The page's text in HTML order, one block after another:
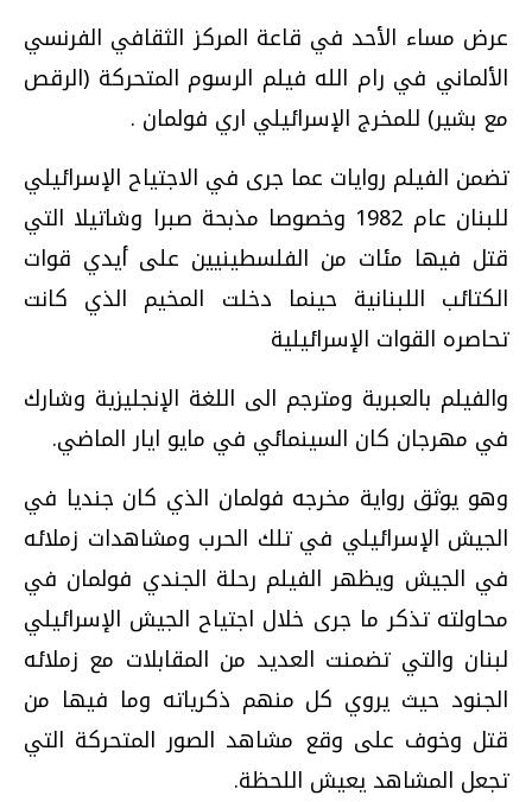
عرض مساء الأحد في قاعة المركز الثقافي الفرنسي
الألماني في رام الله فيلم الرسوم المتحركة (الرقص
مع بشير) للمخرج الإسرائيلي اري فولمان .
تضمن الفيلم روايات عما جرى في الاجتياح الإسرائيلي
للبنان عام 1982 وخصوصا مذبحة صبرا وشاتيلا التي
قتل فيها مئات من الفلسطينيين على أيدي قوات
الكتائب اللبنانية حينما دخلت المخيم الذي كانت
تحاصره القوات الإسرائيلية
والفيلم بالعبرية ومترجم الى اللغة الإنجليزية وشارك
في مهرجان كان السينمائي في مايو ايار الماضي.
وهو يوثق رواية مخرجه فولمان الذي كان جنديا في
الجيش الإسرائيلي في تلك الحرب ومشاهدات زملائه
في الجيش ويظهر الفيلم رحلة الجندي فولمان في
محاولته تذكر ما جرى خلال اجتياح الجيش الإسرائيلي
لبنان والتي تضمنت العديد من المقابلات مع زملائه
الجنود حيث يروي كل منهم ذكرياته وما فيها من
قتل وخوف على وقع مشاهد الصور المتحركة التي
تجعل المشاهد يعيش اللحظة.